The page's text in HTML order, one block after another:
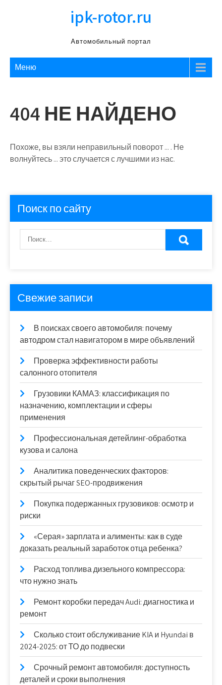
ipk-rotor.ru
Автомобильный портал
Меню
404 НЕ НАЙДЕНО
Похоже, вы взяли неправильный поворот ... . Не
волнуйтесь ... это случается с лучшими из нас.
Поиск по сайту
Свежие записи
В поисках своего автомобиля: почему
автодром стал навигатором в мире объявлений
Проверка эффективности работы
салонного отопителя
Грузовики КАМАЗ: классификация по
назначению, комплектации и сферы
применения
Профессиональная детейлинг-обработка
кузова и салона
Аналитика поведенческих факторов:
скрытый рычаг SEO-продвижения
Покупка подержанных грузовиков: осмотр и
риски
«Серая» зарплата и алименты: как в суде
доказать реальный заработок отца ребенка?
Расход топлива дизельного компрессора:
что нужно знать
Ремонт коробки передач Audi: диагностика и
ремонт
Сколько стоит обслуживание KIA и Hyundai в
2024-2025: от ТО до подвески
Срочный ремонт автомобиля: доступность
деталей и сроки выполнения